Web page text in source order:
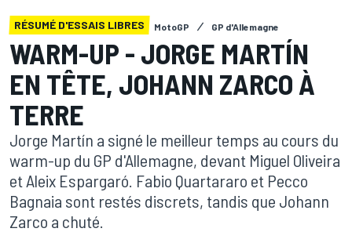
RÉSUMÉ D'ESSAIS LIBRES MotoGP GP d'Allemagne
WARM-UP - JORGE MARTÍN
EN TÊTE, JOHANN ZARCO À
TERRE
Jorge Martín a signé le meilleur temps au cours du
warm-up du GP d'Allemagne, devant Miguel Oliveira
et Aleix Espargaró. Fabio Quartararo et Pecco
Bagnaia sont restés discrets, tandis que Johann
Zarco a chuté.